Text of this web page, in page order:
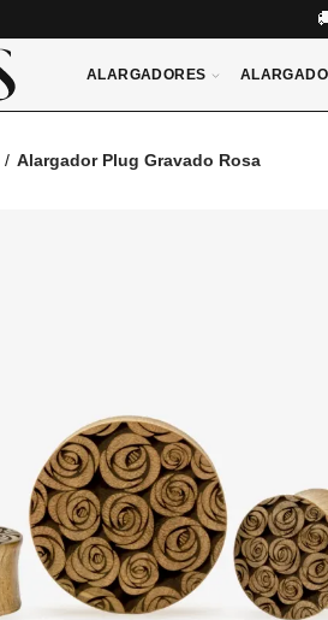
ALARGADORES
Alargador Plug Gravado Rosa